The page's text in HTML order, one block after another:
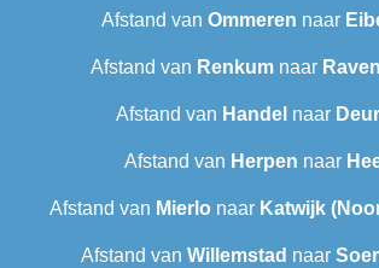
Afstand van Ommeren naar
Afstand van Renkum naar
Afstand van Handel naar
Afstand van Herpen naar
Afstand van Mierlo naar Katwijk
Afstand van Willemstad naar